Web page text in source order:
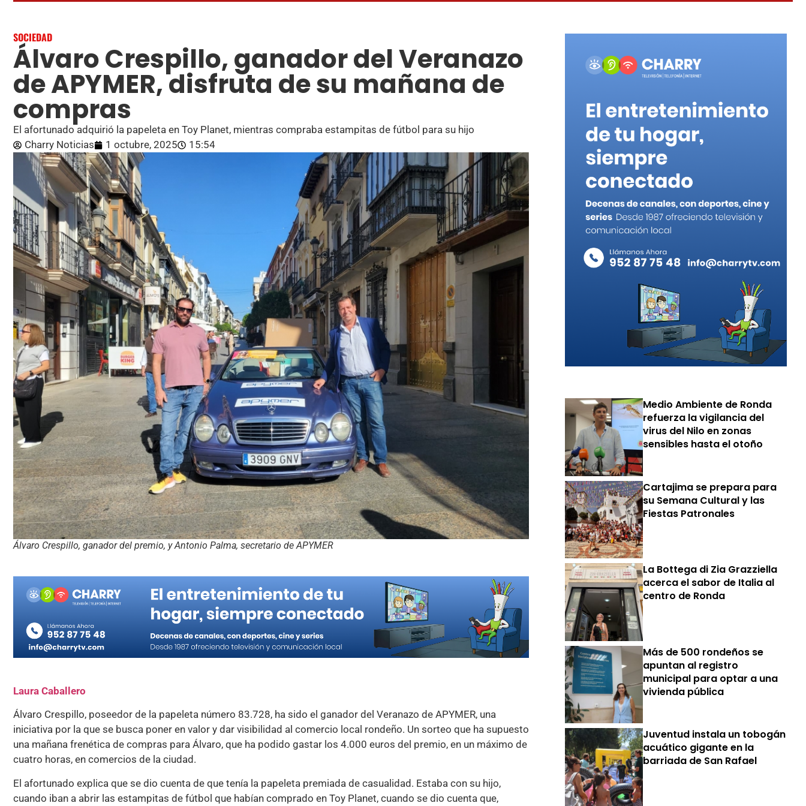
SOCIEDAD
Álvaro Crespillo, ganador del Veranazo
de APYMER, disfruta de su mañana de
compras
El afortunado adquirió la papeleta en Toy Planet, mientras compraba estampitas de fútbol para su hijo
Charry Noticias
1 octubre, 2025 15:54
Álvaro Crespillo, ganador del premio, y Antonio Palma, secretario de APYMER
Laura Caballero
Álvaro Crespillo, poseedor de la papeleta número 83.728, ha sido el ganador del Veranazo de APYMER, una
iniciativa por la que se busca poner en valor y dar visibilidad al comercio local rondeño. Un sorteo que ha supuesto
una mañana frenética de compras para Álvaro, que ha podido gastar los 4.000 euros del premio, en un máximo de
cuatro horas, en comercios de la ciudad.
El afortunado explica que se dio cuenta de que tenía la papeleta premiada de casualidad. Estaba con su hijo,
cuando iban a abrir las estampitas de fútbol que habían comprado en Toy Planet, cuando se dio cuenta que,
Medio Ambiente de Ronda
refuerza la vigilancia del
virus del Nilo en zonas
sensibles hasta el otoño
Cartajima se prepara para
su Semana Cultural y las
Fiestas Patronales
La Bottega di Zia Grazziella
acerca el sabor de Italia al
centro de Ronda
Más de 500 rondeños se
apuntan al registro
municipal para optar a una
vivienda pública
Juventud instala un tobogán
acuático gigante en la
barriada de San Rafael